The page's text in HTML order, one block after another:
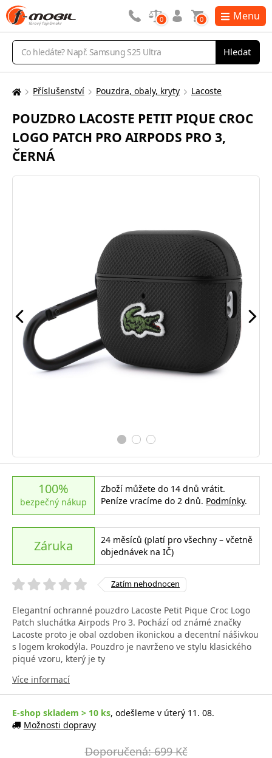
Vyhledávání
Hledat
0 0 Menu
Zde
nacházíte:
Příslušenství Pouzdra, obaly, kryty Lacoste
POUZDRO LACOSTE PETIT PIQUE CROC
LOGO PATCH PRO AIRPODS PRO 3,
ČERNÁ
100%
bezpečný nákup
Zboží můžete do 14 dnů vrátit.
Peníze vracíme do 2 dnů. Podmínky.
Záruka
24 měsíců (platí pro všechny – včetně
objednávek na IČ)
Zatím nehodnocen
Elegantní ochranné pouzdro Lacoste Petit Pique Croc Logo
Patch sluchátka Airpods Pro 3. Pochází od známé značky
Lacoste proto je obal ozdoben ikonickou a decentní nášivkou
s logem krokodýla. Pouzdro je navrženo ve stylu klasického
piqué vzoru, který je ty
Více informací
E-shop skladem > 10 ks, odešleme v úterý 11. 08.
Možnosti dopravy
Doporučená: 699 Kč